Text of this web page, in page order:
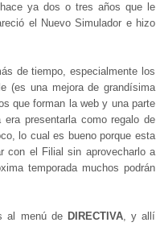
ya dos o tres años que le
el Nuevo Simulador e hizo
de tiempo, especialmente los
(es una mejora de grandísima
que forman la web y una parte
presentarla como regalo de
lo cual es bueno porque esta
con el Filial sin aprovecharlo a
temporada muchos podrán
al menú de DIRECTIVA, y allí